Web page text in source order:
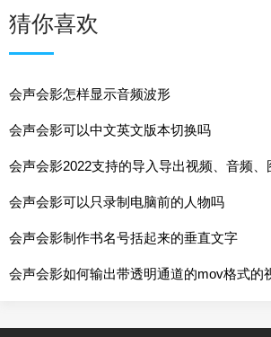
猜你喜欢
会声会影怎样显示音频波形
会声会影可以中文英文版本切换吗
会声会影2022支持的导入导出视频、音频、
会声会影可以只录制电脑前的人物吗
会声会影制作书名号括起来的垂直文字
会声会影如何输出带透明通道的mov格式的